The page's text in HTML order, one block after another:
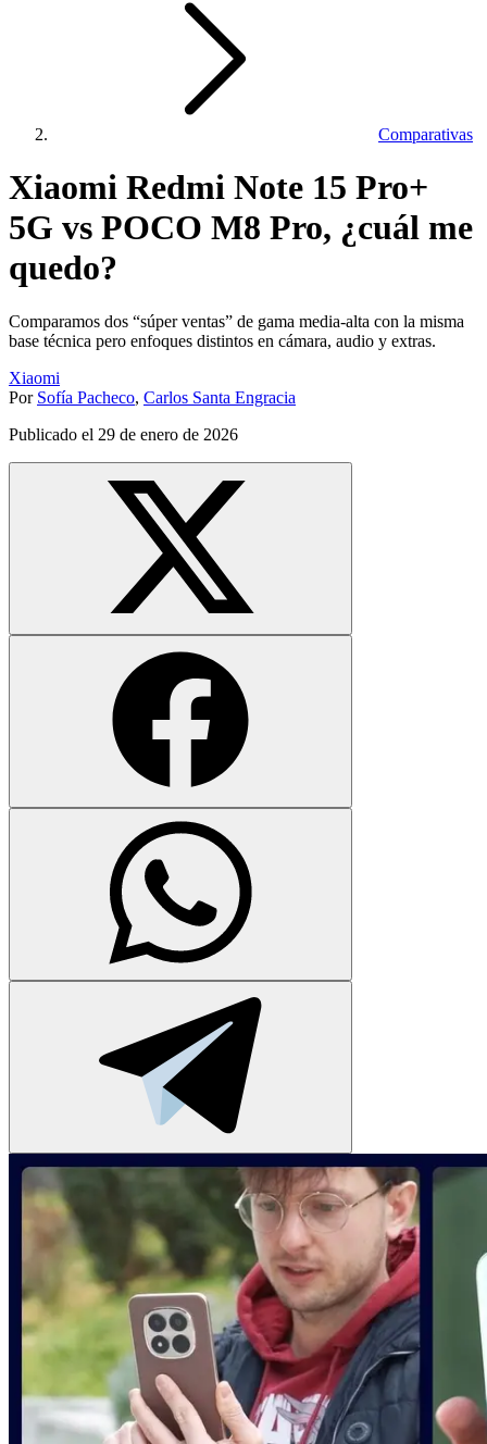
Comparativas
Xiaomi Redmi Note 15 Pro+
5G vs POCO M8 Pro, ¿cuál me
quedo?
Comparamos dos “súper ventas” de gama media-alta con la misma
base técnica pero enfoques distintos en cámara, audio y extras.
Xiaomi
Por Sofía Pacheco, Carlos Santa Engracia
Publicado el 29 de enero de 2026